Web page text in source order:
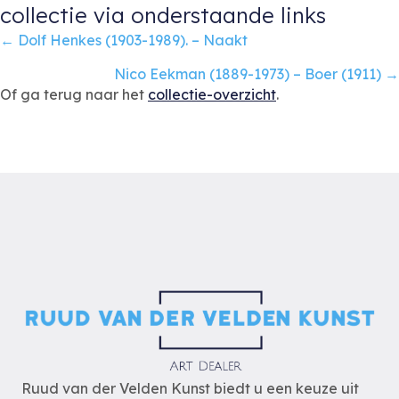
collectie via onderstaande links
Posts
navigation
← Dolf Henkes (1903-1989). – Naakt
Nico Eekman (1889-1973) – Boer (1911) →
Of ga terug naar het collectie-overzicht.
Ruud van der Velden Kunst biedt u een keuze uit